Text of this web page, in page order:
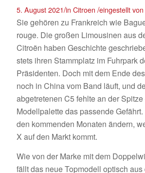
5. August 2021/in Citroen /eingestellt von
Sie gehören zu Frankreich wie
rouge. Die großen Limousinen aus
Citroën haben Geschichte
stets ihren Stammplatz im Fuhrpark
Präsidenten. Doch mit dem Ende
noch in China vom Band läuft, und
abgetretenen C5 fehlte an der Spitze
Modellpalette das passende
den kommenden Monaten ändern,
X auf den Markt kommt.
Wie von der Marke mit dem
fällt das neue Topmodell optisch